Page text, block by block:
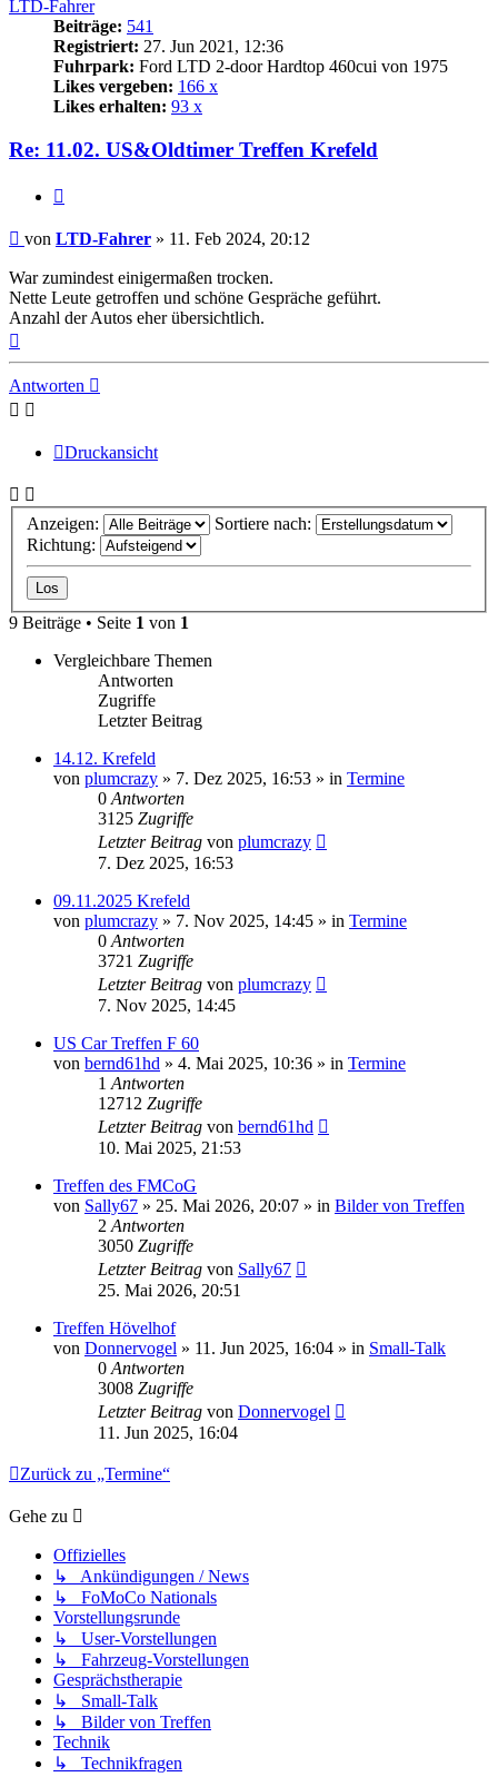
LTD-Fahrer
Beiträge: 541
Registriert: 27. Jun 2021, 12:36
Fuhrpark: Ford LTD 2-door Hardtop 460cui von 1975
Likes vergeben: 166 x
Likes erhalten: 93 x
Re: 11.02. US&Oldtimer Treffen Krefeld
Beitrag
von LTD-Fahrer » 11. Feb 2024, 20:12
War zumindest einigermaßen trocken.
Nette Leute getroffen und schöne Gespräche geführt.
Anzahl der Autos eher übersichtlich.
Antworten
Druckansicht
Anzeigen:
Sortiere nach:
Richtung:
9 Beiträge • Seite 1 von 1
Vergleichbare Themen
Antworten
Zugriffe
Letzter Beitrag
14.12. Krefeld
von plumcrazy » 7. Dez 2025, 16:53 » in Termine
0 Antworten
3125 Zugriffe
Letzter Beitrag von plumcrazy
7. Dez 2025, 16:53
09.11.2025 Krefeld
von plumcrazy » 7. Nov 2025, 14:45 » in Termine
0 Antworten
3721 Zugriffe
Letzter Beitrag von plumcrazy
7. Nov 2025, 14:45
US Car Treffen F 60
von bernd61hd » 4. Mai 2025, 10:36 » in Termine
1 Antworten
12712 Zugriffe
Letzter Beitrag von bernd61hd
10. Mai 2025, 21:53
Treffen des FMCoG
von Sally67 » 25. Mai 2026, 20:07 » in Bilder von Treffen
2 Antworten
3050 Zugriffe
Letzter Beitrag von Sally67
25. Mai 2026, 20:51
Treffen Hövelhof
von Donnervogel » 11. Jun 2025, 16:04 » in Small-Talk
0 Antworten
3008 Zugriffe
Letzter Beitrag von Donnervogel
11. Jun 2025, 16:04
Zurück zu „Termine“
Gehe zu
Offizielles
↳ Ankündigungen / News
↳ FoMoCo Nationals
Vorstellungsrunde
↳ User-Vorstellungen
↳ Fahrzeug-Vorstellungen
Gesprächstherapie
↳ Small-Talk
↳ Bilder von Treffen
Technik
↳ Technikfragen